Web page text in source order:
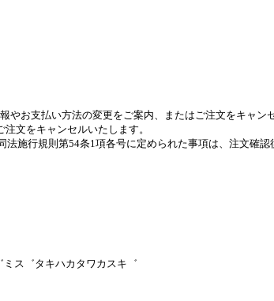
お支払い方法の変更をご案内、またはご注文をキャン
文をキャンセルいたします。
施行規則第54条1項各号に定められた事項は、注文確
ミス゛タキハカタワカスキ゛